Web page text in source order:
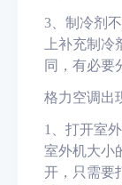
3、制冷剂
上补充制
同，有必要
格力空调出
1、打开室
室外机大小
开，只需要